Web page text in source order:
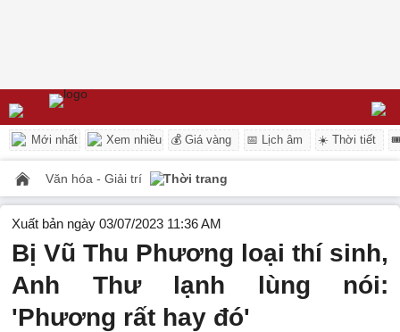
Mới nhất Xem nhiều 💰 Giá vàng 📅 Lịch âm ☀️ Thời tiết
Văn hóa - Giải trí Thời trang
Xuất bản ngày 03/07/2023 11:36 AM
Bị Vũ Thu Phương loại thí sinh,
Anh Thư lạnh lùng nói:
'Phương rất hay đó'